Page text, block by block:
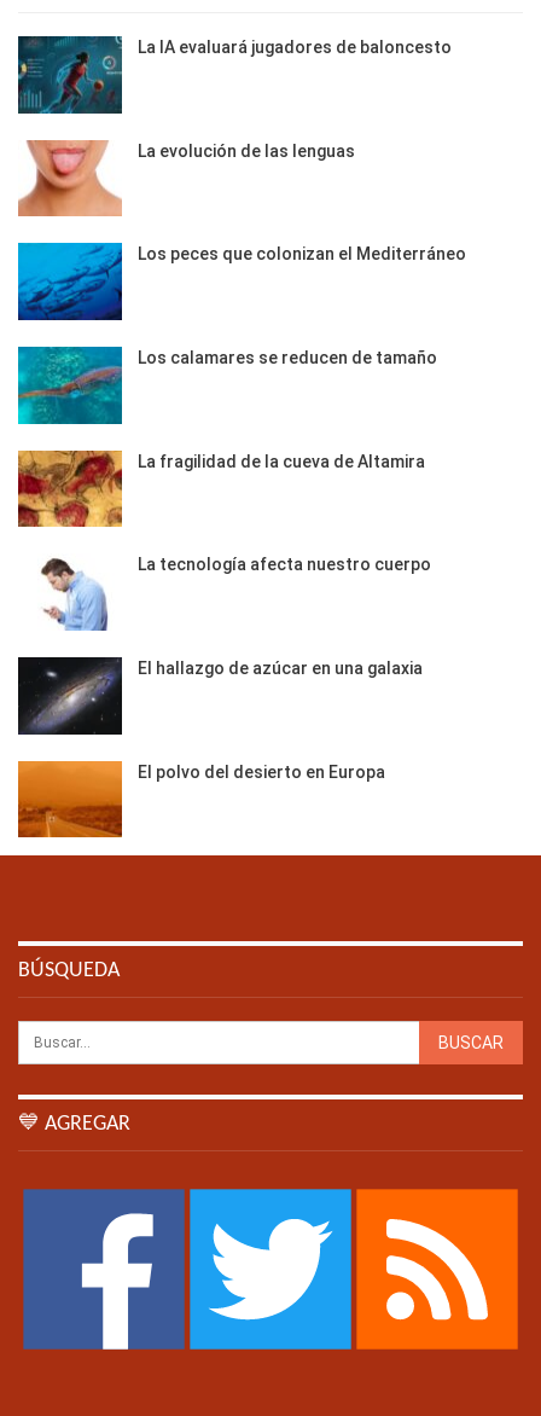
La IA evaluará jugadores de baloncesto
La evolución de las lenguas
Los peces que colonizan el Mediterráneo
Los calamares se reducen de tamaño
La fragilidad de la cueva de Altamira
La tecnología afecta nuestro cuerpo
El hallazgo de azúcar en una galaxia
El polvo del desierto en Europa
BÚSQUEDA
💙 AGREGAR